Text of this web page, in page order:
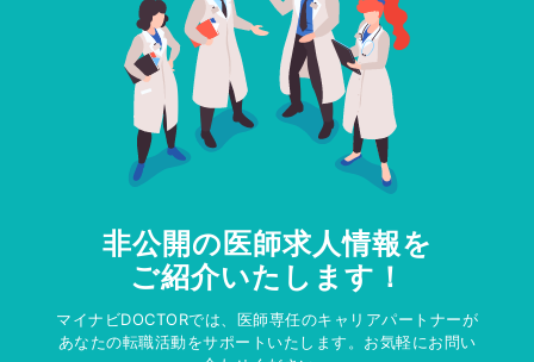
非公開の医師求人情報を
ご紹介いたします！
マイナビDOCTORでは、医師専任のキャリアパートナーが
あなたの転職活動をサポートいたします。お気軽にお問い